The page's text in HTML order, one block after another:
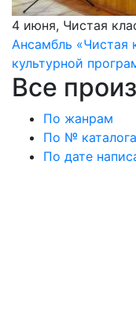
4 июня, Чистая
Ансамбль «Чистая
культурной
Все
По жанрам
По № каталога
По дате